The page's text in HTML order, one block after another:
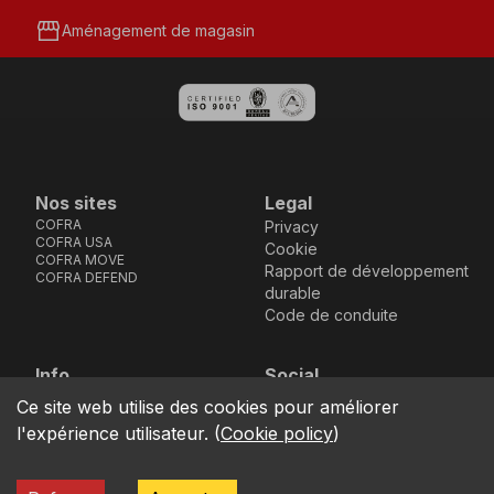
storefrontAménagement de magasin
Nos sites
COFRA
COFRA USA
COFRA MOVE
COFRA DEFEND
Legal
Privacy
Cookie
Rapport de développement
durable
Code de conduite
Info
location_on
Via dell’Euro 53-57-59,
76121 Barletta - BT -
ITALIA
Social
Facebook
Instagram
Youtube
LinkedIn
Ce site web utilise des cookies pour améliorer
l'expérience utilisateur. (Cookie policy)